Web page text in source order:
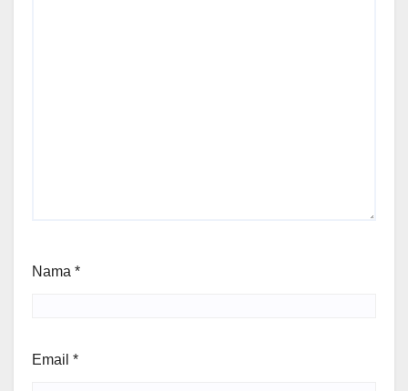
Nama *
Email *